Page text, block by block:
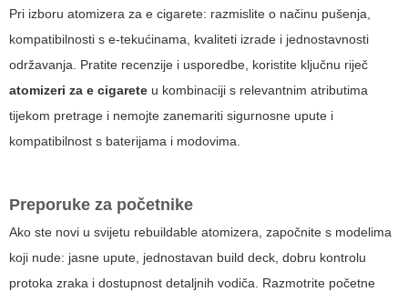
Pri izboru atomizera za e cigarete: razmislite o načinu pušenja,
kompatibilnosti s e-tekućinama, kvaliteti izrade i jednostavnosti
održavanja. Pratite recenzije i usporedbe, koristite ključnu riječ
atomizeri za e cigarete u kombinaciji s relevantnim atributima
tijekom pretrage i nemojte zanemariti sigurnosne upute i
kompatibilnost s baterijama i modovima.
Preporuke za početnike
Ako ste novi u svijetu rebuildable atomizera, započnite s modelima
koji nude: jasne upute, jednostavan build deck, dobru kontrolu
protoka zraka i dostupnost detaljnih vodiča. Razmotrite početne